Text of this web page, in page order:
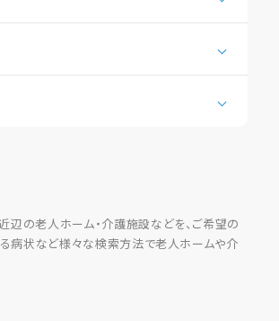
の老人ホーム・介護施設などを、ご希望の
る病状など様々な検索方法で老人ホームや介